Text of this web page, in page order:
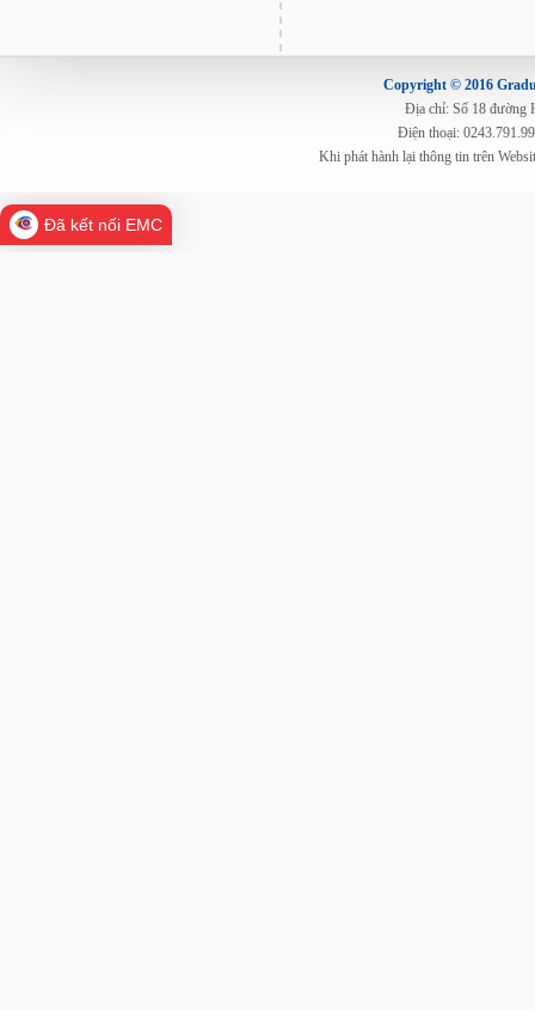
Copyright © 2016
Địa chỉ: Số 18 đường
Điện thoại:
Khi phát hành lại thông tin trên
Đã kết nối EMC